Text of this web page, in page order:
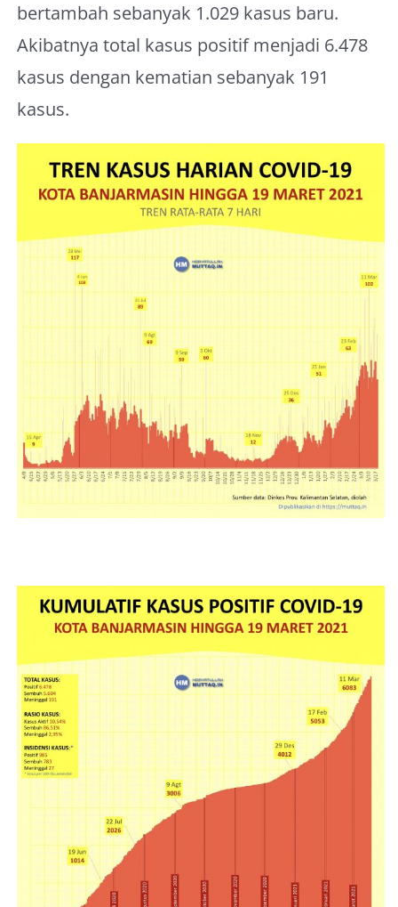
bertambah sebanyak 1.029 kasus baru.
Akibatnya total kasus positif menjadi 6.478
kasus dengan kematian sebanyak 191
kasus.